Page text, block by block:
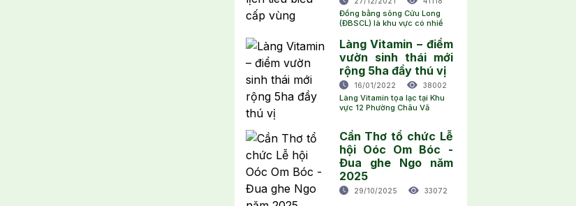
Đồng bằng sông Cửu Long
(ĐBSCL) là khu vực có nhiề
Làng Vitamin – điểm
vườn sinh thái mới
rộng 5ha đầy thú vị
16/01/2022 38002
Làng Vitamin tọa lạc tại Khu
vực 12 Phường Châu Vă
Cần Thơ tổ chức Lễ
hội Oóc Om Bóc -
Đua ghe Ngo năm
2025
29/10/2025 33072